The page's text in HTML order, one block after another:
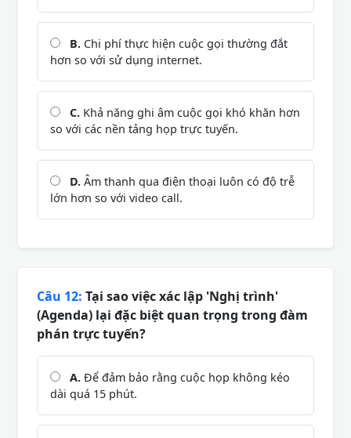
B. Chi phí thực hiện cuộc gọi thường đắt
hơn so với sử dụng internet.
C. Khả năng ghi âm cuộc gọi khó khăn hơn
so với các nền tảng họp trực tuyến.
D. Âm thanh qua điện thoại luôn có độ trễ
lớn hơn so với video call.
Câu 12: Tại sao việc xác lập 'Nghị trình'
(Agenda) lại đặc biệt quan trọng trong đàm
phán trực tuyến?
A. Để đảm bảo rằng cuộc họp không kéo
dài quá 15 phút.